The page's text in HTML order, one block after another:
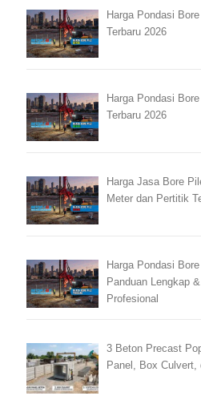
Harga Pondasi
Terbaru 2026
Harga Pondasi
Terbaru 2026
Harga Jasa Bore
Meter dan Pertitik
Harga Pondasi
Panduan Lengkap
Profesional
3 Beton Precast
Panel, Box Culvert,